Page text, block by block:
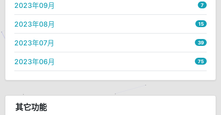
2023年09月 7
2023年08月 15
2023年07月 39
2023年06月 75
其它功能